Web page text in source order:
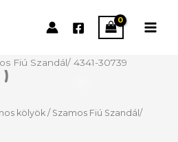
Fiú Szandál/ 4341-30739
kölyök / Szamos Fiú Szandál/